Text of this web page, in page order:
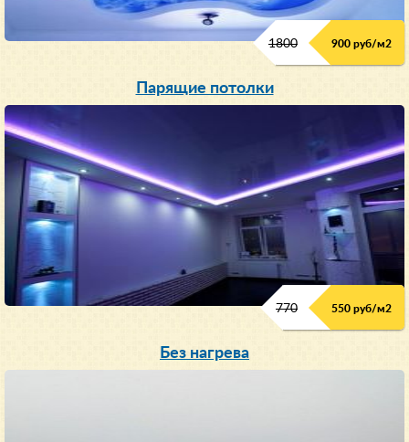
1800 900 руб/м2
Парящие потолки
770 550 руб/м2
Без нагрева